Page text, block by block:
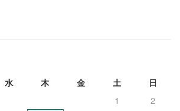
水 木 金 土
日
1
2